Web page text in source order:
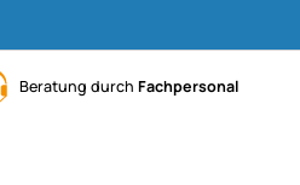
Beratung durch Fachpersonal